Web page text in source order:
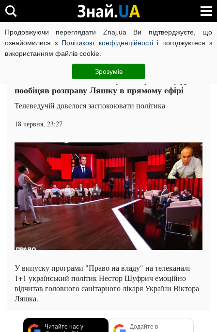
Продовжуючи переглядати Znaj.ua Ви підтверджуєте, що
ознайомилися з Політикою конфіденційностіі погоджуєтеся з
використанням файлів cookie.
Зрозумів
ВІЙНА РОСІЇ ПРОТИ УКРАЇНИ КОРОНАВІРУС В УКРАЇНІ
ЧИТАТЬ НА РУССКОМ
"Я тобі це плато на голову одягну!" - Шуфрич
пообіцяв розправу Ляшку в прямому ефірі
Телеведучій довелося заспокоювати політика
18 червня, 23:27
У випуску програми "Право на владу" на телеканалі
1+1 український політик Нестор Шуфрич емоційно
відчитав головного санітарного лікаря України Віктора
Ляшка.
Читайте нас у Додайте в